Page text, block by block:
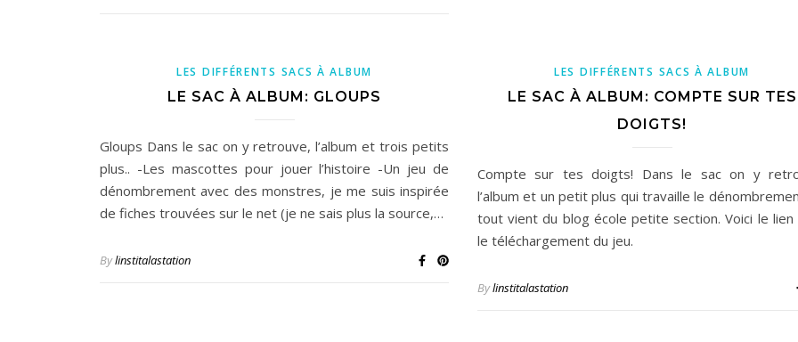
LES DIFFÉRENTS SACS À ALBUM
LE SAC À ALBUM: GLOUPS
Gloups Dans le sac on y retrouve, l’album et trois petits
plus.. -Les mascottes pour jouer l’histoire -Un jeu de
dénombrement avec des monstres, je me suis inspirée
de fiches trouvées sur le net (je ne sais plus la source,…
Bylinstitalastation
LES DIFFÉRENTS SACS À ALBUM
LE SAC À ALBUM: COMPTE SUR TES
DOIGTS!
Compte sur tes doigts! Dans le sac on y
l’album et un petit plus qui travaille le
tout vient du blog école petite section. Voici le lien
le téléchargement du jeu.
Bylinstitalastation